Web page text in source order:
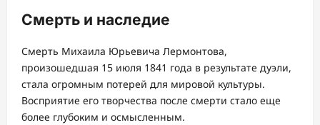
Смерть и наследие
Смерть Михаила Юрьевича Лермонтова,
произошедшая 15 июля 1841 года в результате дуэли,
стала огромным потерей для мировой культуры.
Восприятие его творчества после смерти стало еще
более глубоким и осмысленным.